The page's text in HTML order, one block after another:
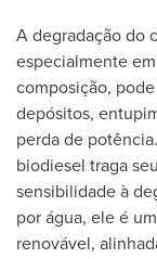
A degradação do
especialmente
composição,
depósitos,
perda de
biodiesel traga
sensibilidade à
por água, ele é
renovável,